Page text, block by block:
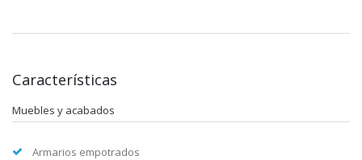
Características
Muebles y acabados
Armarios empotrados